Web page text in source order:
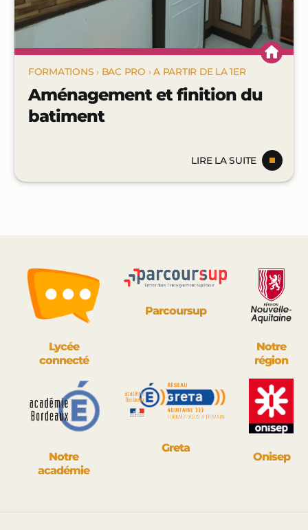
FORMATIONS › BAC PRO ›A PARTIR DE LA 1ER
Aménagement et finition du
batiment
LIRE LA SUITE
Lycée
connecté
Parcoursup
Notre
région
Notre
académie
Greta
Onisep